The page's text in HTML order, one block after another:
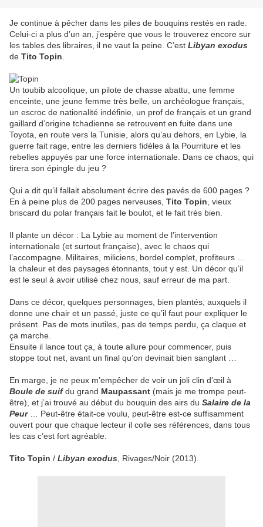
Je continue à pêcher dans les piles de bouquins restés en rade.
Celui-ci a plus d’un an, j’espère que vous le trouverez encore sur
les tables des libraires, il ne vaut la peine. C’est Libyan exodus
de Tito Topin
Un toubib alcoolique, un pilote de chasse abattu, une femme
enceinte, une jeune femme très belle, un archéologue français,
un escroc de nationalité indéfinie, un prof de français et un grand
gaillard d’origine tchadienne se retrouvent en fuite dans une
Toyota, en route vers la Tunisie, alors qu’au dehors, en Lybie, la
guerre fait rage, entre les derniers fidèles à la Pourriture et les
rebelles appuyés par une force internationale. Dans ce chaos, qui
tirera son épingle du jeu ?
Qui a dit qu’il fallait absolument écrire des pavés de 600 pages ?
En à peine plus de 200 pages nerveuses, Tito Topin , vieux
briscard du polar français fait le boulot, et le fait très bien.
Il plante un décor : La Lybie au moment de l’intervention
internationale (et surtout française), avec le chaos qui
l’accompagne. Militaires, miliciens, bordel complet, profiteurs …
la chaleur et des paysages étonnants, tout y est. Un décor qu’il
est le seul à avoir utilisé chez nous, sauf erreur de ma part.
Dans ce décor, quelques personnages, bien plantés, auxquels il
donne une chair et un passé, juste ce qu’il faut pour expliquer le
présent. Pas de mots inutiles, pas de temps perdu, ça claque et
ça marche.
Ensuite il lance tout ça, à toute allure pour commencer, puis
stoppe tout net, avant un final qu’on devinait bien sanglant …
En marge, je ne peux m’empêcher de voir un joli clin d’œil à
Boule de suifdu grand Maupassant (mais je me trompe peut-
être), et j’ai trouvé au début du bouquin des airs du Salaire de la
Peur… Peut-être était-ce voulu, peut-être est-ce suffisamment
ouvert pour que chaque lecteur il colle ses références, dans tous
les cas c’est fort agréable.
Tito Topin / Libyan exodus , Rivages/Noir (2013).